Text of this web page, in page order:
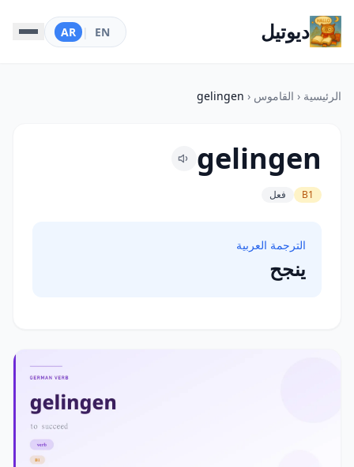
ديوتيل EN
|
AR
الرئيسية ‹ القاموس ‹
gelingen
gelingen
B1 فعل
الترجمة العربية
ينجح